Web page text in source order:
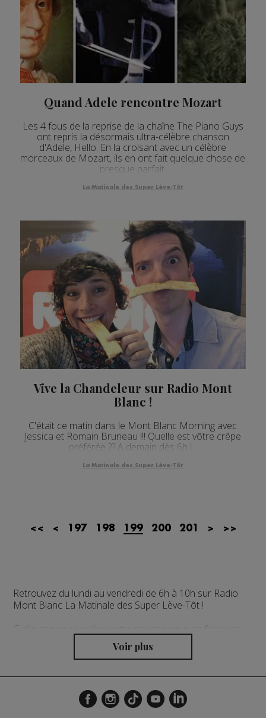
Quand Adele rencontre Mozart
Les 4 fous de la reprise de la chaîne The Piano Guys
ont repris la désormais ultra-célèbre chanson
d'Adele, Hello. En la croisant avec un célèbre
morceaux de Mozart, ils en ont fait quelque chose de
presque parfait.
La Matinale des Super Lève-Tôt
Vive la Chandeleur sur Radio Mont
Blanc !
C'était ce matin dans le Mont Blanc Morning avec
Jessica et Romain Bruneau !!! Quelle est vôtre crêpe
préférée ?? A demain dès 6h !
La Matinale des Super Lève-Tôt
<< < 197 198 199 200 201 > >>
Retrouvez du lundi au vendredi de 6h à 10h sur Radio
Mont Blanc La Matinale des Super Lève-Tôt !
Guillaume vous enlève votre couette pour en faire une
cape avec un seul objectif : vous emmener au travail de
bonne humeur ! Le local au sommet avec des invités
l'horoscope, l'agenda et pleins d'autres surprises à
retrouver chaque matinée !
L'actualité régionale en continu présentée toutes les